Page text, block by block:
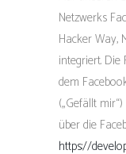
Netzwerks
Hacker Way,
integriert.
dem
(„Gefällt
über die
https://